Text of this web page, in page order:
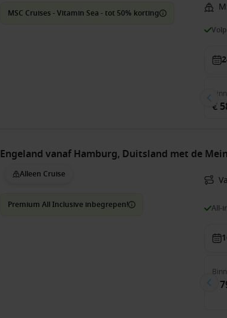
MSC Cruises - Vitamin Sea - tot 50% korting
€
Engeland vanaf Hamburg, Duitsland met de
Alleen Cruise
Premium All Inclusive inbegrepen! All-
€